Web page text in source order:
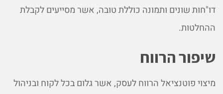
דו"חות שונים ותמונה כוללת טובה, אשר מסייעים לקבלת
ההחלטות.
שיפור הרווח
מיצוי פוטנציאל הרווח לעסק, אשר גלום בכל לקוח ובניהול